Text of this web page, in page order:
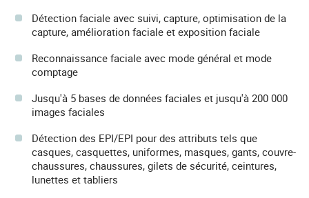
Détection faciale avec suivi, capture, optimisation de la
capture, amélioration faciale et exposition faciale
Reconnaissance faciale avec mode général et mode
comptage
Jusqu'à 5 bases de données faciales et jusqu'à 200 000
images faciales
Détection des EPI/EPI pour des attributs tels que
casques, casquettes, uniformes, masques, gants, couvre-
chaussures, chaussures, gilets de sécurité, ceintures,
lunettes et tabliers